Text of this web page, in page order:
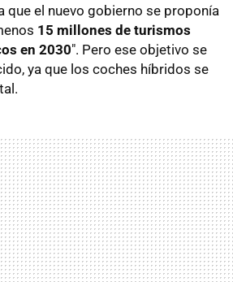
que el nuevo gobierno se proponía
15 millones de turismos
en 2030". Pero ese objetivo se
ya que los coches híbridos se